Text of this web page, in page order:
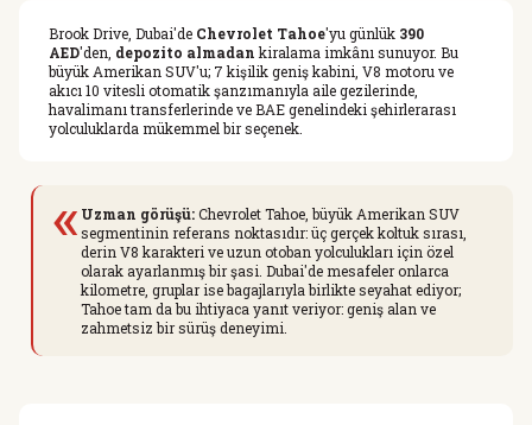
Brook Drive, Dubai'de Chevrolet Tahoe'yu günlük 390
AED'den, depozito almadan kiralama imkânı sunuyor. Bu
büyük Amerikan SUV'u; 7 kişilik geniş kabini, V8 motoru ve
akıcı 10 vitesli otomatik şanzımanıyla aile gezilerinde,
havalimanı transferlerinde ve BAE genelindeki şehirlerarası
yolculuklarda mükemmel bir seçenek.
« Uzman görüşü:Chevrolet Tahoe, büyük Amerikan SUV
segmentinin referans noktasıdır: üç gerçek koltuk sırası,
derin V8 karakteri ve uzun otoban yolculukları için özel
olarak ayarlanmış bir şasi. Dubai'de mesafeler onlarca
kilometre, gruplar ise bagajlarıyla birlikte seyahat ediyor;
Tahoe tam da bu ihtiyaca yanıt veriyor: geniş alan ve
zahmetsiz bir sürüş deneyimi.